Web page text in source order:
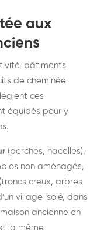
aux
bâtiments
de cheminée
ces
équipés pour y
(perches, nacelles),
non aménagés,
(troncs creux, arbres
village isolé, dans
ancienne en
la même.